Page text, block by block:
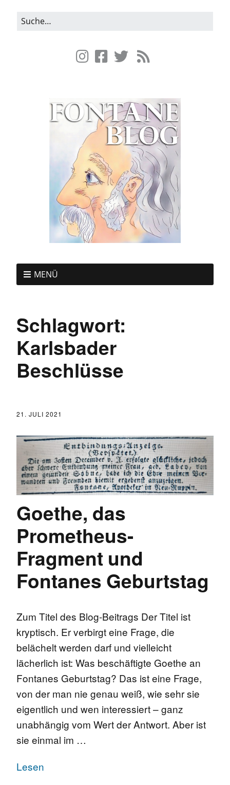
MENÜ
Schlagwort:
Karlsbader
Beschlüsse
21. JULI 2021
Goethe, das
Prometheus-
Fragment und
Fontanes Geburtstag
Zum Titel des Blog-Beitrags Der Titel ist
kryptisch. Er verbirgt eine Frage, die
belächelt werden darf und vielleicht
lächerlich ist: Was beschäftigte Goethe an
Fontanes Geburtstag? Das ist eine Frage,
von der man nie genau weiß, wie sehr sie
eigentlich und wen interessiert – ganz
unabhängig vom Wert der Antwort. Aber ist
sie einmal im …
Lesen